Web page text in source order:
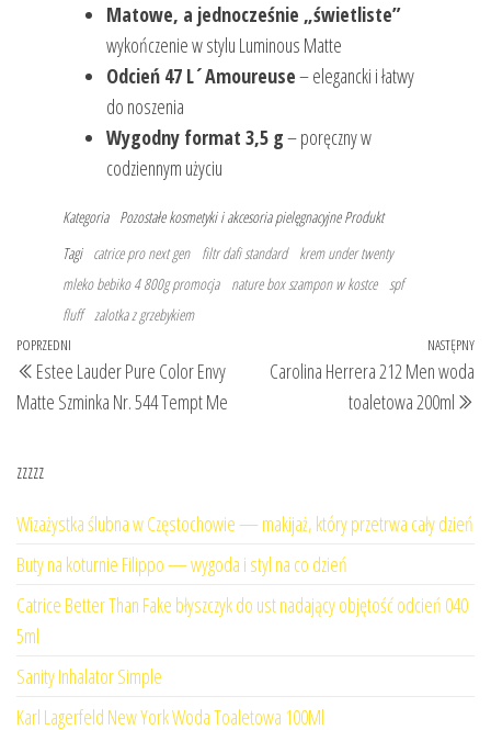
Matowe, a jednocześnie „świetliste”
wykończenie w stylu Luminous Matte
Odcień 47 L´Amoureuse– elegancki i łatwy
do noszenia
Wygodny format 3,5 g– poręczny w
codziennym użyciu
Kategoria Pozostałe kosmetyki i akcesoria pielęgnacyjne Produkt
Tagi catrice pro next gen filtr dafi standard
krem under twenty
mleko bebiko 4 800g promocja
nature box szampon w kostce spf
fluff zalotka z grzebykiem
Nawigacja
wpisu
Poprzedni
wpis
POPRZEDNI
Estee Lauder Pure Color Envy
Matte Szminka Nr. 544 Tempt Me
NASTĘPNY
Carolina Herrera 212 Men woda
toaletowa 200ml
zzzzz
Wizażystka ślubna w Częstochowie — makijaż, który przetrwa cały dzień
Buty na koturnie Filippo — wygoda i styl na co dzień
Catrice Better Than Fake błyszczyk do ust nadający objętość odcień 040
5ml
Sanity Inhalator Simple
Karl Lagerfeld New York Woda Toaletowa 100Ml